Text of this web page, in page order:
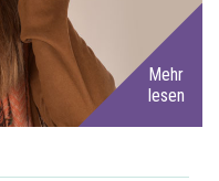
Mehr
lesen